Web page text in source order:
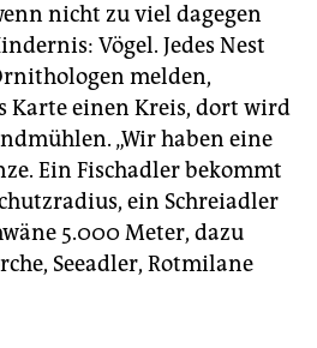
nicht zu viel dagegen
Vögel. Jedes Nest
melden,
Karte einen Kreis, dort wird
„Wir haben eine
Ein Fischadler bekommt
ein Schreiadler
5.000 Meter, dazu
Seeadler, Rotmilane